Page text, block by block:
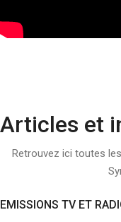
Articles et
Retrouvez ici toutes
EMISSIONS TV ET